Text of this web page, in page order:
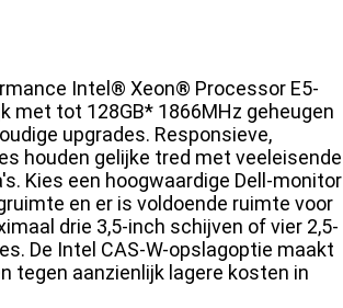
Intel® Xeon® Processor E5-
met tot 128GB* 1866MHz geheugen
upgrades. Responsieve,
houden gelijke tred met veeleisende
Kies een hoogwaardige Dell-monitor
en er is voldoende ruimte voor
drie 3,5-inch schijven of vier 2,5-
De Intel CAS-W-opslagoptie maakt
tegen aanzienlijk lagere kosten in